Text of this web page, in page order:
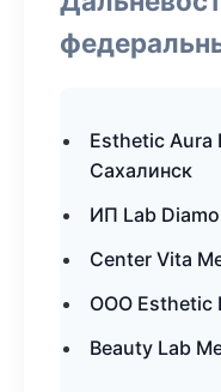
Esthetic
Сахалинск
ИП Lab
Center Vita
ООО Esthetic
Beauty Lab